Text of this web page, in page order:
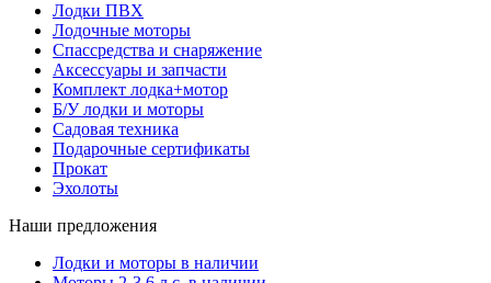
Лодки ПВХ
Лодочные моторы
Спассредства и снаряжение
Аксессуары и запчасти
Комплект лодка+мотор
Б/У лодки и моторы
Садовая техника
Подарочные сертификаты
Прокат
Эхолоты
Наши предложения
Лодки и моторы в наличии